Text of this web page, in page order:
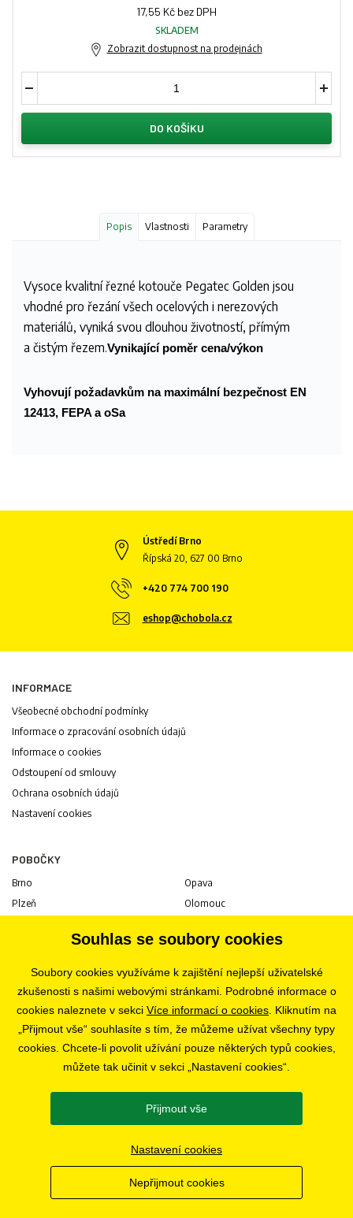
17,55 Kč bez DPH
SKLADEM
Zobrazit dostupnost na prodejnách
DO KOŠÍKU
Popis Vlastnosti Parametry
Vysoce kvalitní řezné kotouče Pegatec Golden jsou
vhodné pro řezání všech ocelových i nerezových
materiálů, vyniká svou dlouhou životností, přímým
a čistým řezem.Vynikající poměr cena/výkon
Vyhovují požadavkům na maximální bezpečnost EN
12413, FEPA a oSa
Ústředí Brno
Řípská 20, 627 00 Brno
+420 774 700 190
eshop@chobola.cz
INFORMACE
Všeobecné obchodní podmínky
Informace o zpracování osobních údajů
Informace o cookies
Odstoupení od smlouvy
Ochrana osobních údajů
Nastavení cookies
POBOČKY
Brno
Plzeň
Ostrava
Opava
Olomouc
Pardubice
Liberec
Bratislava
KARIÉRA
SLEDUJTE NÁS
Souhlas se soubory cookies
Soubory cookies využíváme k zajištění nejlepší uživatelské
zkušenosti s našimi webovými stránkami. Podrobné informace o
cookies naleznete v sekci Více informací o cookies . Kliknutím na
„Přijmout vše“ souhlasíte s tím, že můžeme užívat všechny typy
cookies. Chcete-li povolit užívání pouze některých typů cookies,
můžete tak učinit v sekci „Nastavení cookies“.
Přijmout vše
Nastavení cookies
Nepřijmout cookies